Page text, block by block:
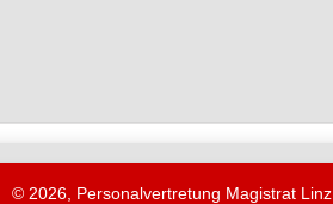
© 2026, Personalvertretung Magistrat Linz